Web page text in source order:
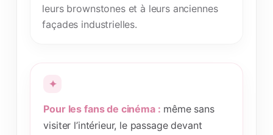
leurs brownstones et à leurs anciennes
façades industrielles.
Pour les fans de cinéma : même sans
visiter l’intérieur, le passage devant